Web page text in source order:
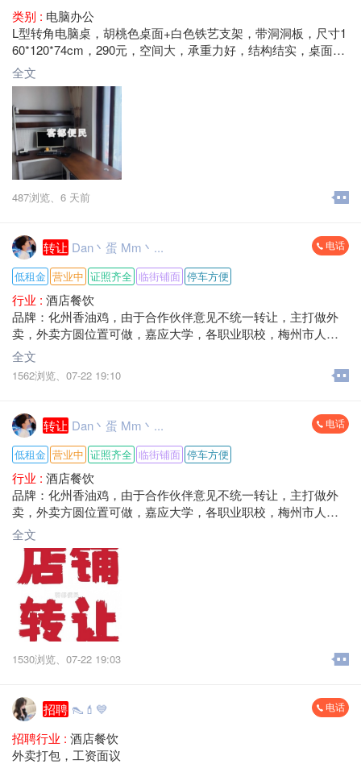
类别 : 电脑办公
L型转角电脑桌，胡桃色桌面+白色铁艺支架，带洞洞板，尺寸1
60*120*74cm，290元，空间大，承重力好，结构结实，桌面宽
敞，适合办公学习用。成色还可以，表面干净，无异味，安装
简单，不摇晃。
梅县区大山路 自提
全文
487浏览、 6 天前
转让 Dan丶蛋 Mm丶... 电话
低租金 营业中 证照齐全 临街铺面 停车方便
行业 : 酒店餐饮
品牌：化州香油鸡，由于合作伙伴意见不统一转让，主打做外
卖，外卖方圆位置可做，嘉应大学，各职业职校，梅州市人民
医院，每天单量100-200单，营业额1500-3000+，租金低，转让
费面议，接手就可营业。
地址：梅州市梅江区八一大道大浪口。
全文
1562浏览、 07-22 19:10
转让 Dan丶蛋 Mm丶... 电话
低租金 营业中 证照齐全 临街铺面 停车方便
行业 : 酒店餐饮
品牌：化州香油鸡，由于合作伙伴意见不统一转让，主打做外
卖，外卖方圆位置可做，嘉应大学，各职业职校，梅州市人民
医院，每天单量100-200单，营业额1500-3000+，租金低，转让
费面议，
地址：梅州市梅江区八一大道大浪口。
全文
1530浏览、 07-22 19:03
招聘 👠💄💙 电话
招聘行业 : 酒店餐饮
外卖打包，工资面议